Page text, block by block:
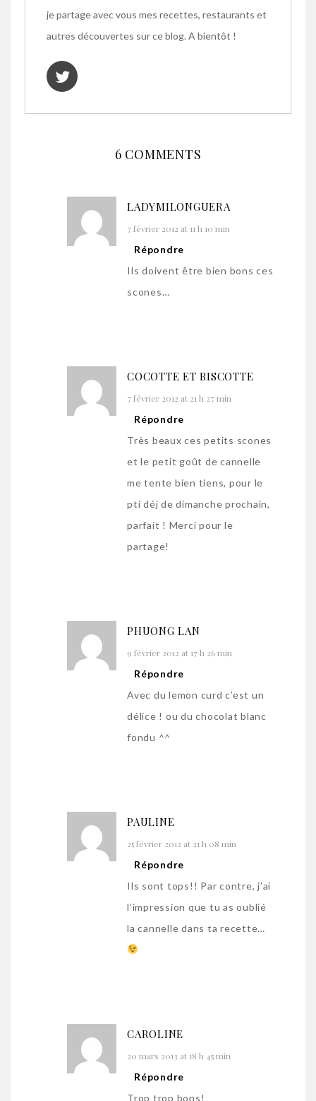
je partage avec vous mes recettes, restaurants et
autres découvertes sur ce blog. A bientôt !
6 COMMENTS
LADYMILONGUERA
7 février 2012 at 11 h 10 min
Répondre
Ils doivent être bien bons ces
scones…
COCOTTE ET BISCOTTE
7 février 2012 at 21 h 27 min
Répondre
Très beaux ces petits scones
et le petit goût de cannelle
me tente bien tiens, pour le
pti déj de dimanche prochain,
parfait ! Merci pour le
partage!
PHUONG LAN
9 février 2012 at 17 h 26 min
Répondre
Avec du lemon curd c’est un
délice ! ou du chocolat blanc
fondu ^^
PAULINE
25 février 2012 at 21 h 08 min
Répondre
Ils sont tops!! Par contre, j’ai
l’impression que tu as oublié
la cannelle dans ta recette…
CAROLINE
20 mars 2013 at 18 h 45 min
Répondre
Trop trop bons!